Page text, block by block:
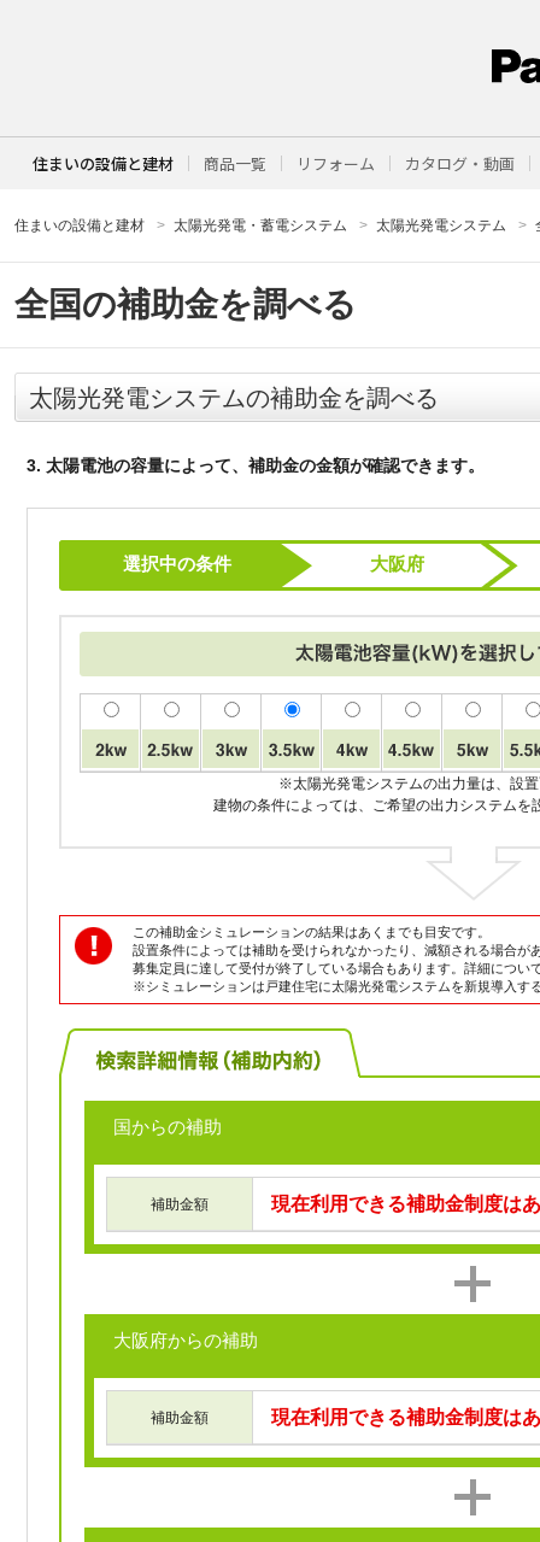
住まいの設備と建材 商品一覧 リフォーム カタログ・動画
住まいの設備と建材 太陽光発電・蓄電システム 太陽光発電システム
全国の補助金を調べる
太陽光発電システムの補助金を調べる
3. 太陽電池の容量によって、補助金の金額が確認できます。
選択中の条件 大阪府
※太陽光発電システムの出力量は、設
建物の条件によっては、ご希望の出力システムを
この補助金シミュレーションの結果はあくまでも目安です。
設置条件によっては補助を受けられなかったり、減額される場合が
募集定員に達して受付が終了している場合もあります。詳細につい
※シミュレーションは戸建住宅に太陽光発電システムを新規導入す
国からの補助
補助金額 現在利用できる補助金制度は
大阪府からの補助
補助金額 現在利用できる補助金制度は